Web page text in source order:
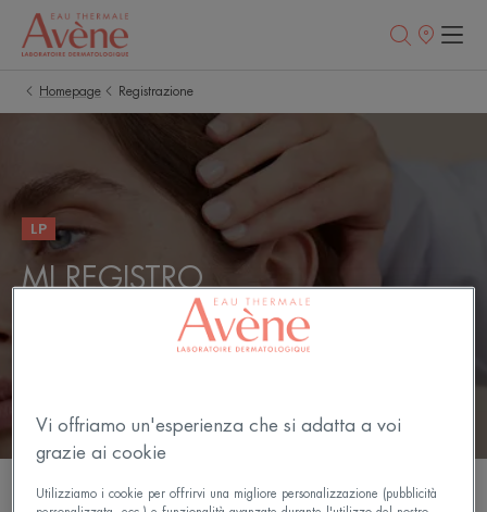
Punti
Homepage Registrazione
LP
MI REGISTRO
RICEVERE LA NOSTRA NEWSLETTER
Vi offriamo un'esperienza che si adatta a voi
grazie ai cookie
Utilizziamo i cookie per offrirvi una migliore personalizzazione (pubblicità